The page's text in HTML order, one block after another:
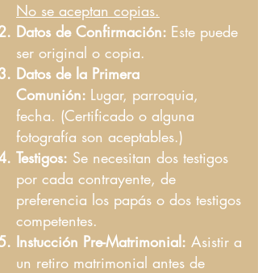
No se aceptan copias.
Datos de Confirmación: Este puede
ser original o copia.
Datos de la Primera
Comunión: Lugar, parroquia,
fecha. (Certificado o alguna
fotografía son aceptables.)
Testigos: Se necesitan dos testigos
por cada contrayente, de
preferencia los papás o dos testigos
competentes.
Instucción Pre-Matrimonial: Asistir a
un retiro matrimonial antes de